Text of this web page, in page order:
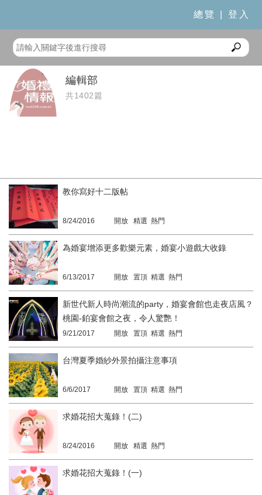
總覽 登入
編輯部
共1402篇
教你寫好十二版帖
8/24/2016 開放 精選 熱門
為婚宴增添更多歡樂元素，婚宴小遊戲大收錄
6/13/2017 開放 置頂 精選 熱門
新世代新人時尚潮流的party，婚宴會館也走夜店風？
桃園-鉑宴會館之夜，令人驚艷！
9/21/2017 開放 置頂 精選 熱門
台灣夏季婚紗外景拍攝注意事項
6/6/2017 開放 置頂 精選 熱門
求婚花招大蒐錄！(二)
8/24/2016 開放 精選 熱門
求婚花招大蒐錄！(一)